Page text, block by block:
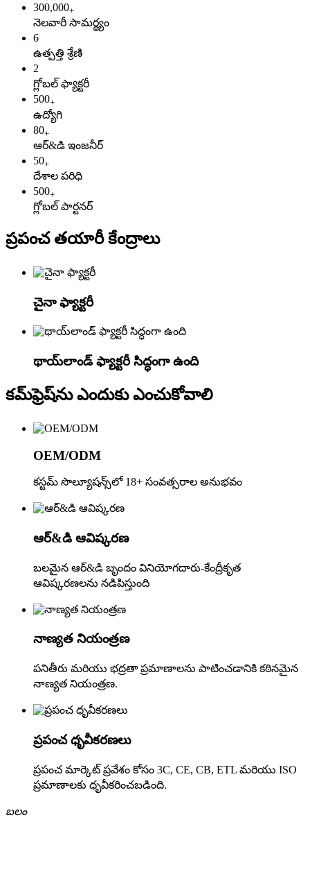
300,000+
నెలవారీ సామర్థ్యం
6
ఉత్పత్తి శ్రేణి
2
గ్లోబల్ ఫ్యాక్టరీ
500+
ఉద్యోగి
80+
ఆర్&డి ఇంజనీర్
50+
దేశాల పరిధి
500+
గ్లోబల్ పార్టనర్
ప్రపంచ తయారీ కేంద్రాలు
చైనా ఫ్యాక్టరీ
థాయ్‌లాండ్ ఫ్యాక్టరీ సిద్ధంగా ఉంది
కమ్‌ఫ్రెష్‌ను ఎందుకు ఎంచుకోవాలి
OEM/ODM
కస్టమ్ సొల్యూషన్స్‌లో 18+ సంవత్సరాల అనుభవం
ఆర్&డి ఆవిష్కరణ
బలమైన ఆర్&డి బృందం వినియోగదారు-కేంద్రీకృత
ఆవిష్కరణలను నడిపిస్తుంది
నాణ్యత నియంత్రణ
పనితీరు మరియు భద్రతా ప్రమాణాలను పాటించడానికి కఠినమైన
నాణ్యత నియంత్రణ.
ప్రపంచ ధృవీకరణలు
ప్రపంచ మార్కెట్ ప్రవేశం కోసం 3C, CE, CB, ETL మరియు ISO
ప్రమాణాలకు ధృవీకరించబడింది.
బలం